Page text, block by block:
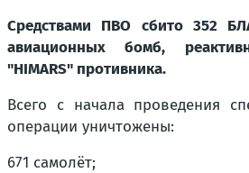
Средствами ПВО сбито 352
авиационных бомб,
"HIMARS" противника.
Всего с начала проведения
операции уничтожены:
671 самолёт;